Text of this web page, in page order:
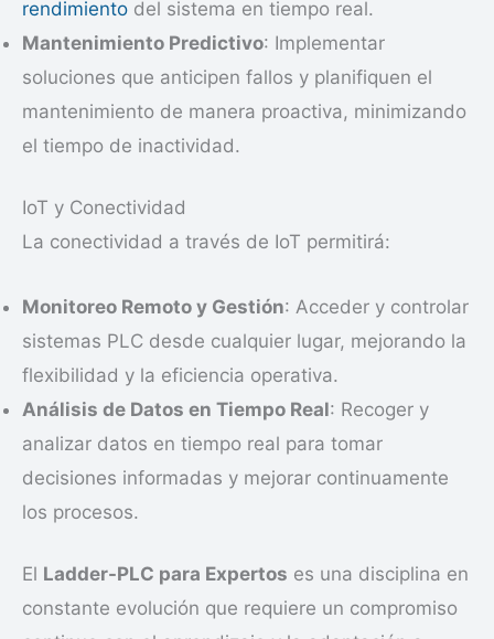
rendimiento del sistema en tiempo real.
Mantenimiento Predictivo: Implementar
soluciones que anticipen fallos y planifiquen el
mantenimiento de manera proactiva, minimizando
el tiempo de inactividad.
IoT y Conectividad
La conectividad a través de IoT permitirá:
Monitoreo Remoto y Gestión: Acceder y controlar
sistemas PLC desde cualquier lugar, mejorando la
flexibilidad y la eficiencia operativa.
Análisis de Datos en Tiempo Real: Recoger y
analizar datos en tiempo real para tomar
decisiones informadas y mejorar continuamente
los procesos.
El Ladder-PLC para Expertos es una disciplina en
constante evolución que requiere un compromiso